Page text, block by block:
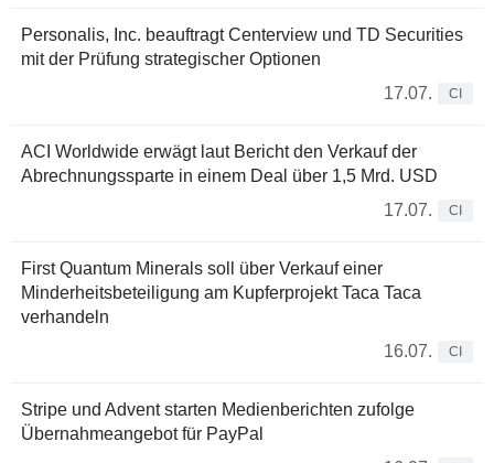
Personalis, Inc. beauftragt Centerview und TD Securities
mit der Prüfung strategischer Optionen
17.07.
CI
ACI Worldwide erwägt laut Bericht den Verkauf der
Abrechnungssparte in einem Deal über 1,5 Mrd. USD
17.07.
CI
First Quantum Minerals soll über Verkauf einer
Minderheitsbeteiligung am Kupferprojekt Taca Taca
verhandeln
16.07.
CI
Stripe und Advent starten Medienberichten zufolge
Übernahmeangebot für PayPal